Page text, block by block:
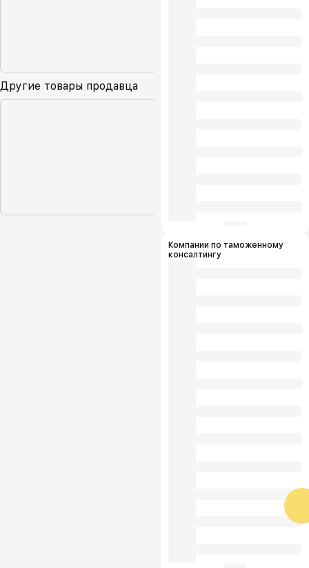
Другие товары продавца
Компании по таможенному
консалтингу